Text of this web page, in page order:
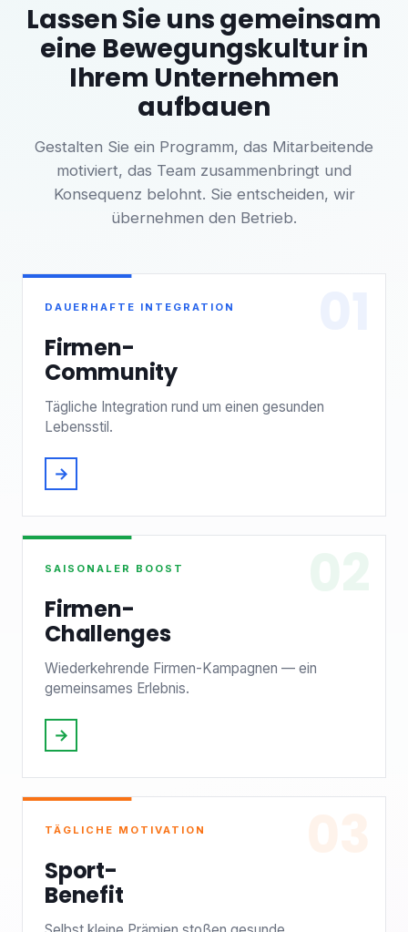
Lassen Sie uns gemeinsam
eine Bewegungskultur in
Ihrem Unternehmen
aufbauen
Gestalten Sie ein Programm, das Mitarbeitende
motiviert, das Team zusammenbringt und
Konsequenz belohnt. Sie entscheiden, wir
übernehmen den Betrieb.
DAUERHAFTE INTEGRATION
Firmen-
Community
Tägliche Integration rund um einen gesunden
Lebensstil.
→
SAISONALER BOOST
Firmen-
Challenges
Wiederkehrende Firmen-Kampagnen — ein
gemeinsames Erlebnis.
→
TÄGLICHE MOTIVATION
Sport-
Benefit